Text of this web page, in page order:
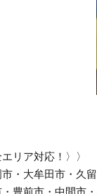
リア対応！〉〉
・大牟田市・久
豊前市・中間市